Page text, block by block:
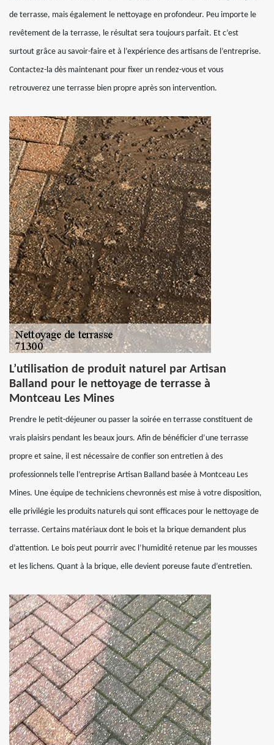
de terrasse, mais également le nettoyage en profondeur. Peu importe le
revêtement de la terrasse, le résultat sera toujours parfait. Et c’est
surtout grâce au savoir-faire et à l’expérience des artisans de l’entreprise.
Contactez-la dès maintenant pour fixer un rendez-vous et vous
retrouverez une terrasse bien propre après son intervention.
L’utilisation de produit naturel par Artisan
Balland pour le nettoyage de terrasse à
Montceau Les Mines
Prendre le petit-déjeuner ou passer la soirée en terrasse constituent de
vrais plaisirs pendant les beaux jours. Afin de bénéficier d’une terrasse
propre et saine, il est nécessaire de confier son entretien à des
professionnels telle l’entreprise Artisan Balland basée à Montceau Les
Mines. Une équipe de techniciens chevronnés est mise à votre disposition,
elle privilégie les produits naturels qui sont efficaces pour le nettoyage de
terrasse. Certains matériaux dont le bois et la brique demandent plus
d’attention. Le bois peut pourrir avec l’humidité retenue par les mousses
et les lichens. Quant à la brique, elle devient poreuse faute d’entretien.